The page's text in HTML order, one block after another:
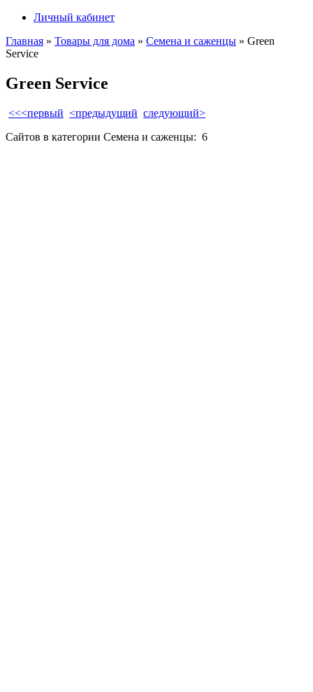
Личный кабинет
Главная » Товары для дома » Семена и саженцы » Green
Service
Green Service
<<<первый <предыдущий следующий>
Сайтов в категории Семена и саженцы: 6